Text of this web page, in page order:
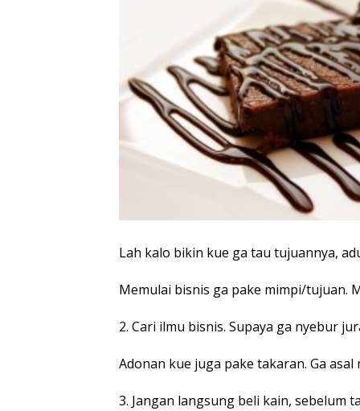
Lah kalo bikin kue ga tau tujuannya,
Memulai bisnis ga pake mimpi/tujuan.
2. Cari ilmu bisnis. Supaya ga nyebur
Adonan kue juga pake takaran. Ga
3. Jangan langsung beli kain, sebelum